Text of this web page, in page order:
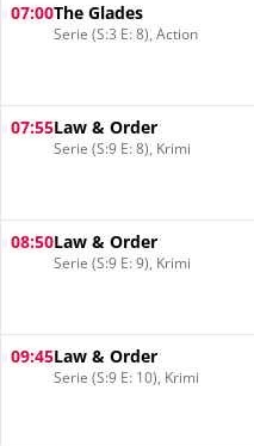
07:00The Glades
Serie (S:3 E: 8), Action
07:55Law & Order
Serie (S:9 E: 8), Krimi
08:50Law & Order
Serie (S:9 E: 9), Krimi
09:45Law & Order
Serie (S:9 E: 10), Krimi